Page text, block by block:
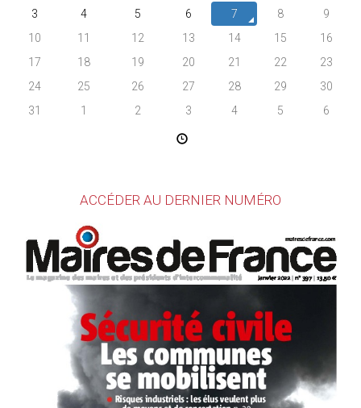
3
4 5 6 7 8
9
10
11 12 13 14 15
16
17
18 19 20 21 22
23
24
25 26 27 28 29
30
31
1 2 3 4 5 6
ACCÉDER AU DERNIER NUMÉRO